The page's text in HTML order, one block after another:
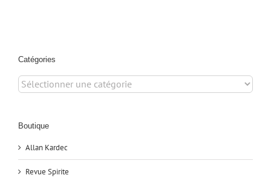
Catégories
Catégories
Boutique
Allan Kardec
Revue Spirite